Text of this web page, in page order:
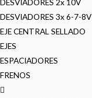
DESVIADORES 3x 6-7-8V
EJE CENTRAL SELLADO
EJES
ESPACIADORES
FRENOS